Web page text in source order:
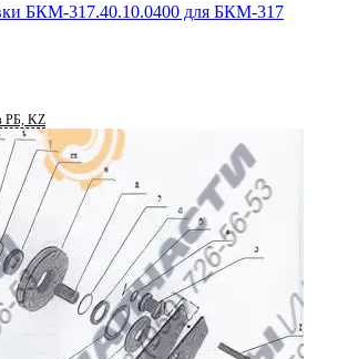
БКМ-317.40.10.0400 для БКМ-317
РБ, KZ